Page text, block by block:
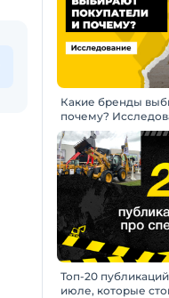
Какие бренды
почему?
Топ-20
июле, которые